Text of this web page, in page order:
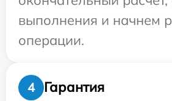
выполнения и начнем
операции.
4 Гарантия